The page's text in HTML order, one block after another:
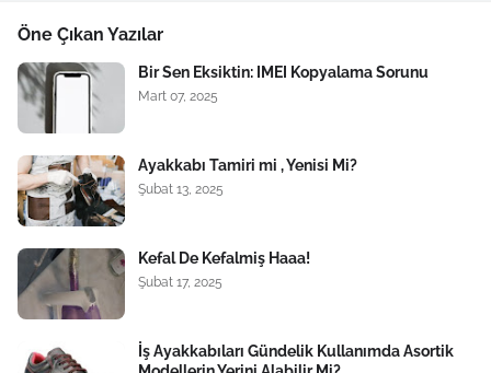
Öne Çıkan Yazılar
Bir Sen Eksiktin: IMEI Kopyalama Sorunu
Mart 07, 2025
Ayakkabı Tamiri mi , Yenisi Mi?
Şubat 13, 2025
Kefal De Kefalmiş Haaa!
Şubat 17, 2025
İş Ayakkabıları Gündelik Kullanımda Asortik